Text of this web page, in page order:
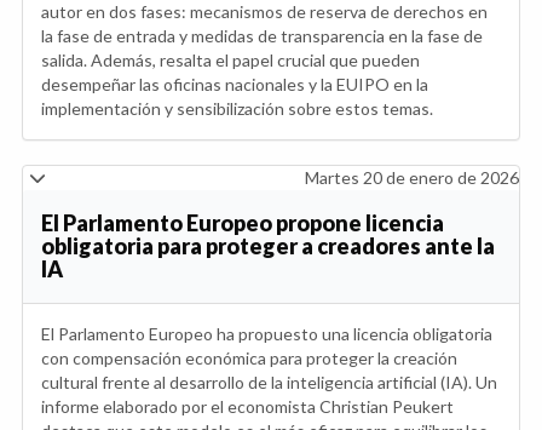
autor en dos fases: mecanismos de reserva de derechos en
la fase de entrada y medidas de transparencia en la fase de
salida. Además, resalta el papel crucial que pueden
desempeñar las oficinas nacionales y la EUIPO en la
implementación y sensibilización sobre estos temas.
Martes 20 de enero de 2026
El Parlamento Europeo propone licencia
obligatoria para proteger a creadores ante la
IA
El Parlamento Europeo ha propuesto una licencia obligatoria
con compensación económica para proteger la creación
cultural frente al desarrollo de la inteligencia artificial (IA). Un
informe elaborado por el economista Christian Peukert